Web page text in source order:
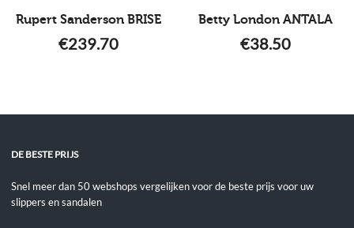
Rupert Sanderson BRISE
€239.70
Betty London ANTALA
€38.50
DE BESTE PRIJS
Snel meer dan 50 webshops vergelijken voor de beste prijs voor uw
slippers en sandalen